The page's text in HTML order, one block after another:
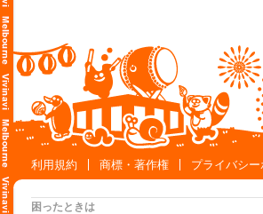
利用規約
商標・著作権 プライバシ
困ったときは